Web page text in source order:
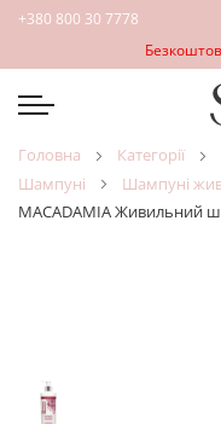
+380 800 30 7778
головна категорії
шампуні
шампуні
MACADAMIA Живильний
зображень
зображень